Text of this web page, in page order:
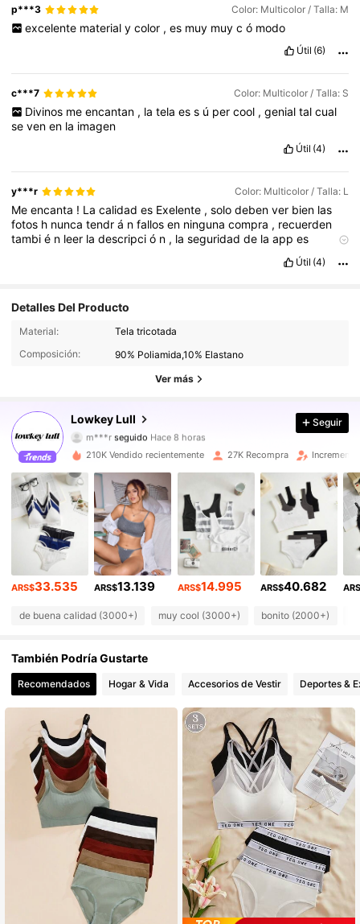
p***3 Color: Multicolor / Talla: M
excelente material y color , es muy muy c ó modo
Útil (6)
c***7 Color: Multicolor / Talla: S
Divinos me encantan , la tela es s ú per cool , genial tal cual
sevenen la imagen
Útil (4)
y***r Color: Multicolor / Talla: L
Meencanta ! Lacalidades Exelente ,solodebenver bien las
fotos h nuncatendrá nfallosen ningunacompra , recuerden
tambié n leer ladescripció n , laseguridadde laappes
Útil (4)
Detalles Del Producto
Material:
Tela tricotada
Composición:
90% Poliamida,10% Elastano
Ver más
Lowkey Lull
37K Seguidores
m***rseguido
4,84
37K Seguidores
4,84 37K Seguidores
4,84 37K Seguidores
4,84 37K Seguidores
4,84 37K Seguidores
37K Seguidores
4,84 37K Seguidores
Seguir
210K Vendido recientemente 27K Recompra
ARS$33.535 ARS$13.139 ARS$14.995 ARS$40.682
de buena calidad (3000+) muy cool (3000+) bonito (2000+)
También Podría Gustarte
Recomendados Hogar & Vida Accesorios de Vestir Deportes &